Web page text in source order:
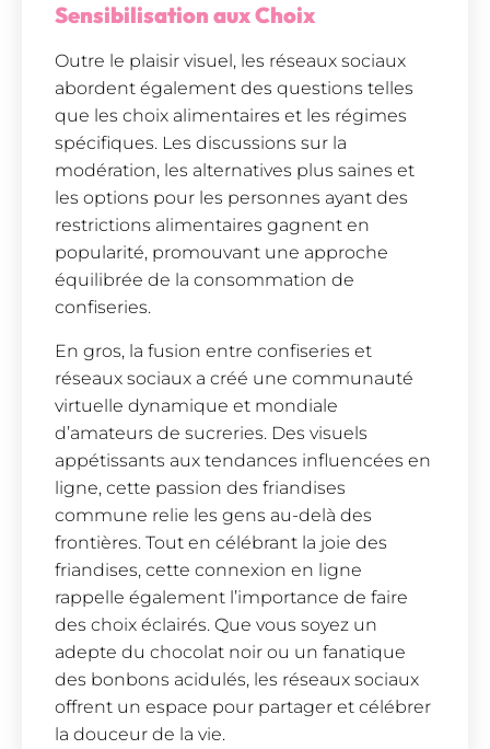
Sensibilisation aux Choix
Outre le plaisir visuel, les réseaux sociaux
abordent également des questions telles
que les choix alimentaires et les régimes
spécifiques. Les discussions sur la
modération, les alternatives plus saines et
les options pour les personnes ayant des
restrictions alimentaires gagnent en
popularité, promouvant une approche
équilibrée de la consommation de
confiseries.
En gros, la fusion entre confiseries et
réseaux sociaux a créé une communauté
virtuelle dynamique et mondiale
d’amateurs de sucreries. Des visuels
appétissants aux tendances influencées en
ligne, cette passion des friandises
commune relie les gens au-delà des
frontières. Tout en célébrant la joie des
friandises, cette connexion en ligne
rappelle également l’importance de faire
des choix éclairés. Que vous soyez un
adepte du chocolat noir ou un fanatique
des bonbons acidulés, les réseaux sociaux
offrent un espace pour partager et célébrer
la douceur de la vie.